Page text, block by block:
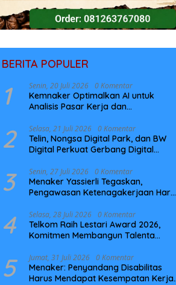
BERITA POPULER
1 Senin, 20 Juli 2026 0 Komentar
Kemnaker Optimalkan AI untuk
Analisis Pasar Kerja dan
2 Selasa, 21 Juli 2026 0 Komentar
Telin, Nongsa Digital Park, dan BW
Digital Perkuat Gerbang Digital
NCC
3 Senin, 27 Juli 2026 0 Komentar
Menaker Yassierli Tegaskan,
Pengawasan Ketenagakerjaan Harus
4 Selasa, 28 Juli 2026 0 Komentar
Telkom Raih Lestari Award 2026,
Komitmen Membangun Talenta
5 Jumat, 31 Juli 2026 0 Komentar
Menaker: Penyandang Disabilitas
Harus Mendapat Kesempatan Kerja